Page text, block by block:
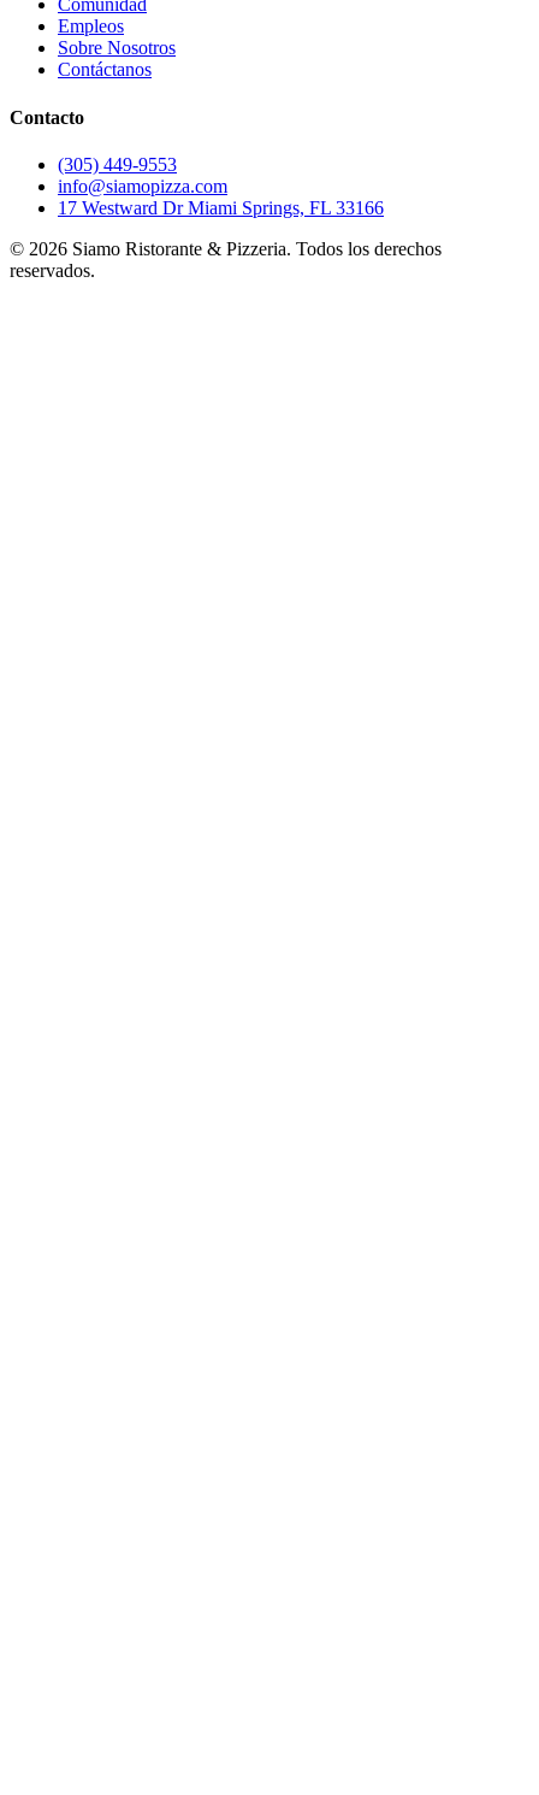
Comunidad
Empleos
Sobre Nosotros
Contáctanos
Contacto
(305) 449-9553
info@siamopizza.com
17 Westward Dr Miami Springs, FL 33166
© 2026 Siamo Ristorante & Pizzeria. Todos los derechos
reservados.